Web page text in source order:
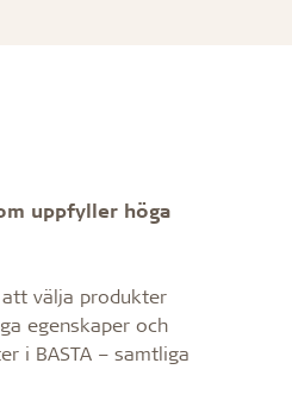
uppfyller höga
välja produkter
egenskaper och
i BASTA – samtliga